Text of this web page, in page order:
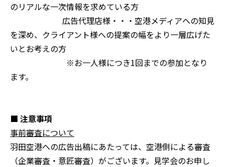
のリアルな一次情報を求めている方
広告代理店様・・・空港メディアへの知見
を深め、クライアント様への提案の幅をより一層広げた
いとお考えの方
※お一人様につき1回までの参加となり
ます。
■ 注意事項
事前審査について
羽田空港への広告出稿にあたっては、空港側による審査
（企業審査・意匠審査）がございます。見学会のお申し